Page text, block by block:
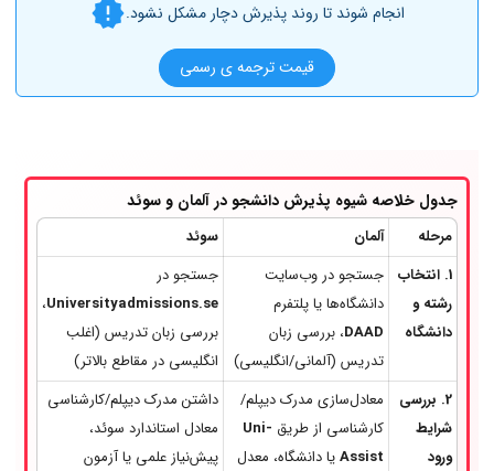
انجام شوند تا روند پذیرش دچار مشکل نشود.
قیمت ترجمه ی رسمی
جدول خلاصه شیوه پذیرش دانشجو در آلمان و سوئد
مرحله آلمان
سوئد
1. انتخاب
رشته و
دانشگاه
جستجو در وب‌سایت
دانشگاه‌ها یا پلتفرم
DAAD، بررسی زبان
تدریس (آلمانی/انگلیسی)
جستجو در
Universityadmissions.se،
بررسی زبان تدریس (اغلب
انگلیسی در مقاطع بالاتر)
2. بررسی
شرایط
ورود
معادل‌سازی مدرک دیپلم/
کارشناسی از طریق Uni-
Assistیا دانشگاه، معدل
داشتن مدرک دیپلم/کارشناسی
معادل استاندارد سوئد،
پیش‌نیاز علمی یا آزمون